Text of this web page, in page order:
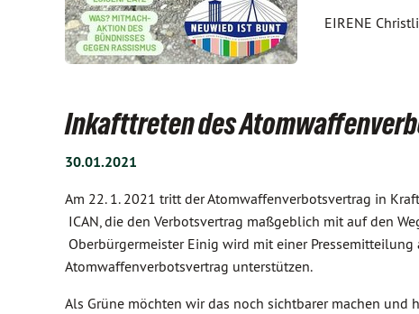
EIRENE
Inkafttreten des
30.01.2021
Am 22. 1. 2021 tritt der Atomwaffenverbotsvertrag in
ICAN, die den Verbotsvertrag maßgeblich mit auf den
Oberbürgermeister Einig wird mit einer
Atomwaffenverbotsvertrag unterstützen.
Als Grüne möchten wir das noch sichtbarer machen und